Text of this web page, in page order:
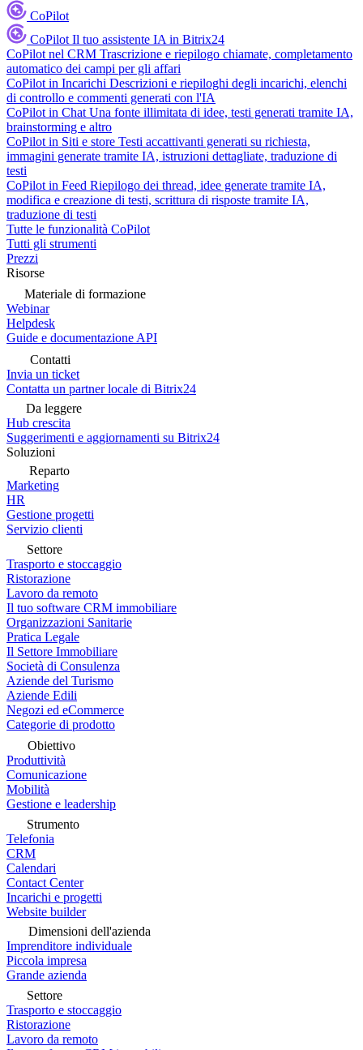
CoPilot
CoPilot Il tuo assistente IA in Bitrix24
CoPilot nel CRM Trascrizione e riepilogo chiamate, completamento
automatico dei campi per gli affari
CoPilot in Incarichi Descrizioni e riepiloghi degli incarichi, elenchi
di controllo e commenti generati con l'IA
CoPilot in Chat Una fonte illimitata di idee, testi generati tramite IA,
brainstorming e altro
CoPilot in Siti e store Testi accattivanti generati su richiesta,
immagini generate tramite IA, istruzioni dettagliate, traduzione di
testi
CoPilot in Feed Riepilogo dei thread, idee generate tramite IA,
modifica e creazione di testi, scrittura di risposte tramite IA,
traduzione di testi
Tutte le funzionalità CoPilot
Tutti gli strumenti
Prezzi
Risorse
Materiale di formazione
Webinar
Helpdesk
Guide e documentazione API
Contatti
Invia un ticket
Contatta un partner locale di Bitrix24
Da leggere
Hub crescita
Suggerimenti e aggiornamenti su Bitrix24
Soluzioni
Reparto
Marketing
HR
Gestione progetti
Servizio clienti
Settore
Trasporto e stoccaggio
Ristorazione
Lavoro da remoto
Il tuo software CRM immobiliare
Organizzazioni Sanitarie
Pratica Legale
Il Settore Immobiliare
Società di Consulenza
Aziende del Turismo
Aziende Edili
Negozi ed eCommerce
Categorie di prodotto
Obiettivo
Produttività
Comunicazione
Mobilità
Gestione e leadership
Strumento
Telefonia
CRM
Calendari
Contact Center
Incarichi e progetti
Website builder
Dimensioni dell'azienda
Imprenditore individuale
Piccola impresa
Grande azienda
Settore
Trasporto e stoccaggio
Ristorazione
Lavoro da remoto